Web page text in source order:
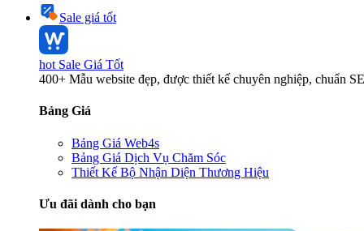
Sale giá tốt
hot Sale Giá Tốt
400+ Mẫu website đẹp, được thiết kế chuyên nghiệp, chuẩn
Bảng Giá
Bảng Giá Web4s
Bảng Giá Dịch Vụ Chăm Sóc
Thiết Kế Bộ Nhận Diện Thương Hiệu
Ưu đãi dành cho bạn